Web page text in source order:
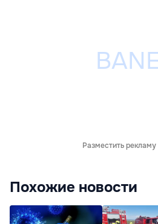
Разместить рекламу
Похожие новости